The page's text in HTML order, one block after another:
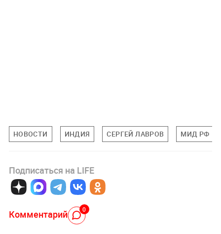
НОВОСТИ ИНДИЯ СЕРГЕЙ ЛАВРОВ МИД РФ
Подписаться на LIFE
Комментарий 0